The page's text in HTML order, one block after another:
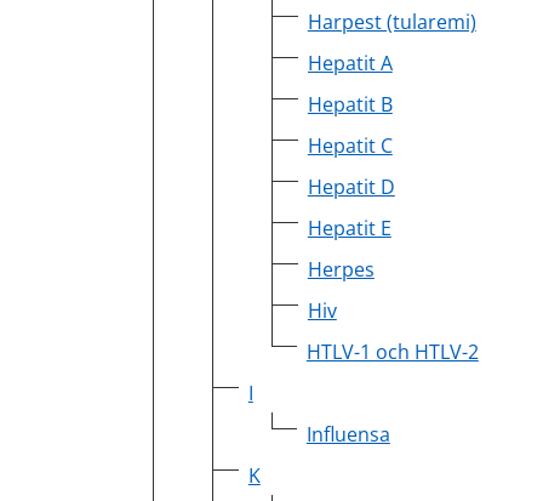
Harpest (tularemi)
Hepatit A
Hepatit B
Hepatit C
Hepatit D
Hepatit E
Herpes
Hiv
HTLV-1 och HTLV-2
I
Influensa
K